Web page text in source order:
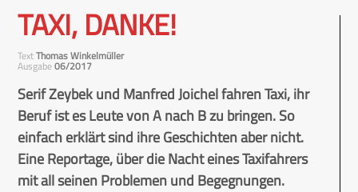
TAXI, DANKE!
TextThomas Winkelmüller
Ausgabe06/2017
Serif Zeybek und Manfred Joichel fahren Taxi, ihr
Beruf ist es Leute von A nach B zu bringen. So
einfach erklärt sind ihre Geschichten aber nicht.
Eine Reportage, über die Nacht eines Taxifahrers
mit all seinen Problemen und Begegnungen.